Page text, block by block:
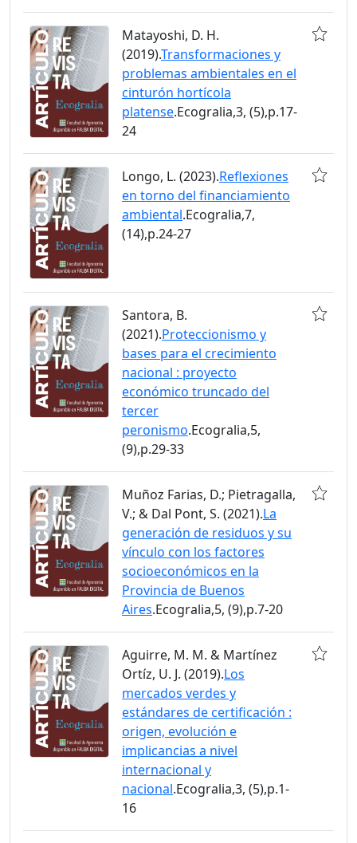
Matayoshi, D. H.
(2019).Transformaciones y
problemas ambientales en el
cinturón hortícola
platense.Ecogralia,3, (5),p.17-
24
Longo, L. (2023).Reflexiones
en torno del financiamiento
ambiental.Ecogralia,7,
(14),p.24-27
Santora, B.
(2021).Proteccionismo y
bases para el crecimiento
nacional : proyecto
económico truncado del
tercer
peronismo.Ecogralia,5,
(9),p.29-33
Muñoz Farias, D.; Pietragalla,
V.; & Dal Pont, S. (2021).La
generación de residuos y su
vínculo con los factores
socioeconómicos en la
Provincia de Buenos
Aires.Ecogralia,5, (9),p.7-20
Aguirre, M. M. & Martínez
Ortíz, U. J. (2019).Los
mercados verdes y
estándares de certificación :
origen, evolución e
implicancias a nivel
internacional y
nacional.Ecogralia,3, (5),p.1-
16